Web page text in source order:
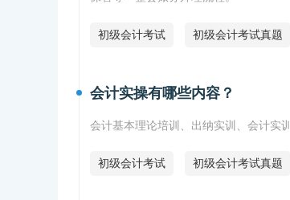
初级会计考试 初级会计考试真题
会计实操有哪些内容？
会计基本理论培训、出纳实训、会计实
初级会计考试 初级会计考试真题